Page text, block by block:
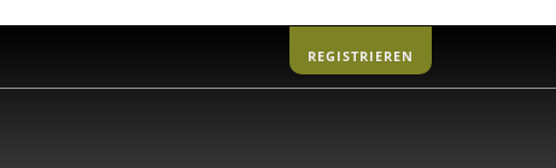
REGISTRIEREN